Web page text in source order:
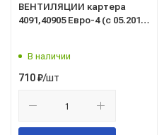
ВЕНТИЛЯЦИИ картера
4091,40905 Евро-4 (с 05.2012)
В наличии
710₽/шт